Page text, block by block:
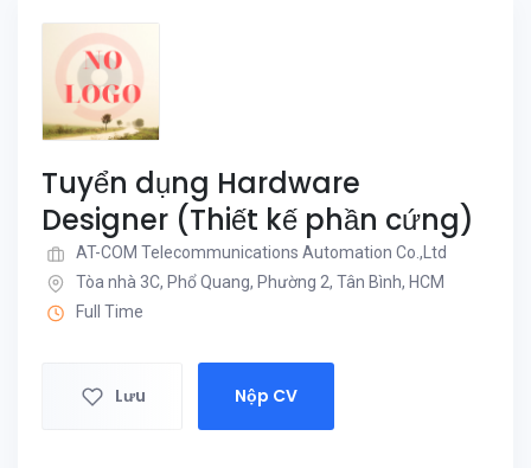
Tuyển dụng Hardware
Designer (Thiết kế phần cứng)
AT-COM Telecommunications Automation Co.,Ltd
Tòa nhà 3C, Phổ Quang, Phường 2, Tân Bình, HCM
Full Time
Lưu Nộp CV